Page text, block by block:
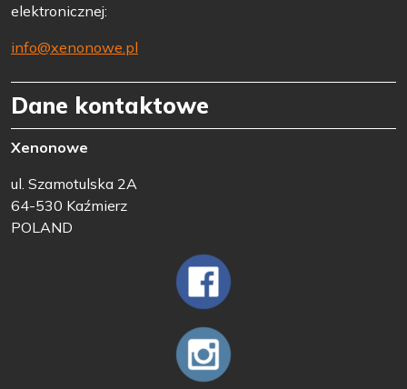
elektronicznej:
info@xenonowe.pl
Dane kontaktowe
Xenonowe
ul. Szamotulska 2A
64-530 Kaźmierz
POLAND